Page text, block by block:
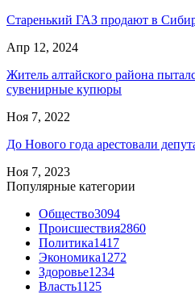
Старенький ГАЗ продают в
Апр 12, 2024
Житель алтайского района
сувенирные купюры
Ноя 7, 2022
До Нового года арестовали
Ноя 7, 2023
Популярные категории
Общество3094
Происшествия2860
Политика1417
Экономика1272
Здоровье1234
Власть1125